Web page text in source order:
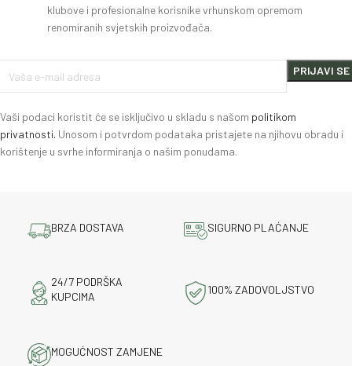
klubove i profesionalne korisnike vrhunskom opremom
renomiranih svjetskih proizvođača.
Vaši podaci koristit će se isključivo u skladu s našom politikom
privatnosti. Unosom i potvrdom podataka pristajete na njihovu obradu i
korištenje u svrhe informiranja o našim ponudama.
BRZA DOSTAVA SIGURNO PLAĆANJE
24/7 PODRŠKA
KUPCIMA
100% ZADOVOLJSTVO
MOGUĆNOST ZAMJENE